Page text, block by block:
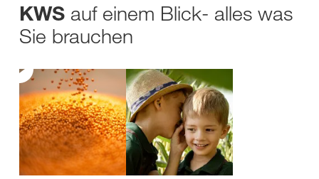
KWS auf einem Blick- alles was
Sie brauchen